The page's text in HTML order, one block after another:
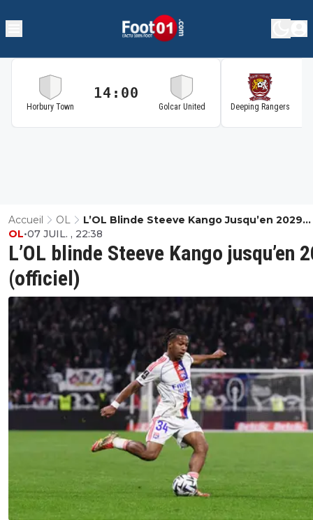
Horbury Town
14:00
Golcar United Deeping Rangers
Accueil OL
L’OL Blinde Steeve Kango Jusqu’en 2029
(officiel)
L’OL blinde Steeve Kango jusqu’en
(officiel)
OL•07 JUIL. , 22:38